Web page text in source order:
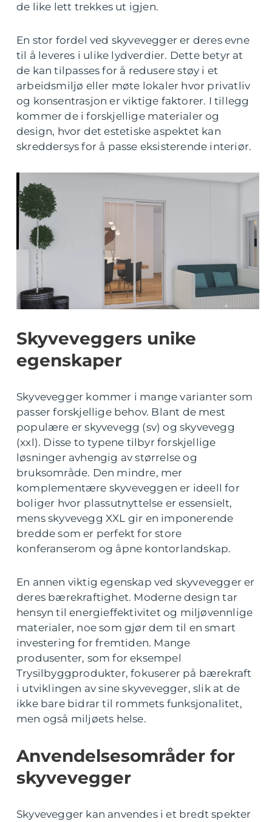
de like lett trekkes ut igjen.
En stor fordel ved skyvevegger er deres evne
til å leveres i ulike lydverdier. Dette betyr at
de kan tilpasses for å redusere støy i et
arbeidsmiljø eller møte lokaler hvor privatliv
og konsentrasjon er viktige faktorer. I tillegg
kommer de i forskjellige materialer og
design, hvor det estetiske aspektet kan
skreddersys for å passe eksisterende interiør.
Skyveveggers unike
egenskaper
Skyvevegger kommer i mange varianter som
passer forskjellige behov. Blant de mest
populære er skyvevegg (sv) og skyvevegg
(xxl). Disse to typene tilbyr forskjellige
løsninger avhengig av størrelse og
bruksområde. Den mindre, mer
komplementære skyveveggen er ideell for
boliger hvor plassutnyttelse er essensielt,
mens skyvevegg XXL gir en imponerende
bredde som er perfekt for store
konferanserom og åpne kontorlandskap.
En annen viktig egenskap ved skyvevegger er
deres bærekraftighet. Moderne design tar
hensyn til energieffektivitet og miljøvennlige
materialer, noe som gjør dem til en smart
investering for fremtiden. Mange
produsenter, som for eksempel
Trysilbyggprodukter, fokuserer på bærekraft
i utviklingen av sine skyvevegger, slik at de
ikke bare bidrar til rommets funksjonalitet,
men også miljøets helse.
Anvendelsesområder for
skyvevegger
Skyvevegger kan anvendes i et bredt spekter